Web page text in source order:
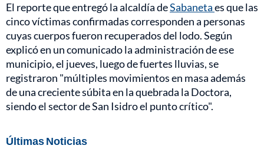
El reporte que entregó la alcaldía deSabanetaes que las
cinco víctimas confirmadas corresponden a personas
cuyas cuerpos fueron recuperados del lodo. Según
explicó en un comunicado la administración de ese
municipio, el jueves, luego de fuertes lluvias, se
registraron "múltiples movimientos en masa además
de una creciente súbita en la quebrada la Doctora,
siendo el sector de San Isidro el punto crítico".
Últimas Noticias